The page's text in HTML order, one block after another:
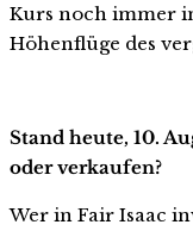
Kurs noch immer
Höhenflüge des
Stand heute, 10.
oder verkaufen?
Wer in Fair Isaac